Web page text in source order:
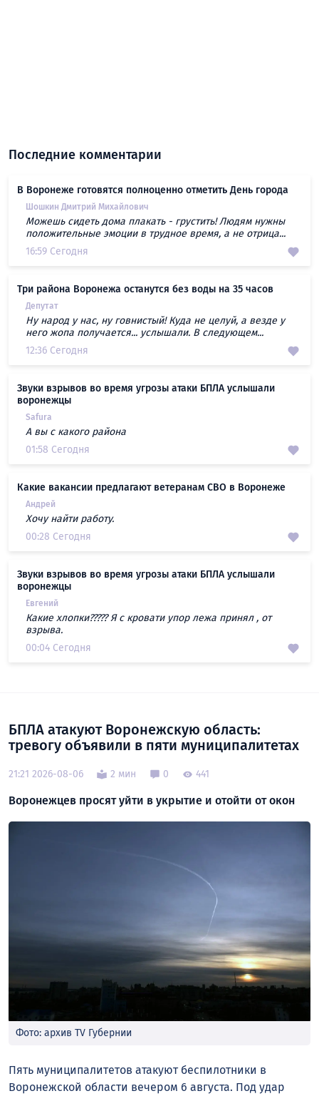
Последние комментарии
В Воронеже готовятся полноценно отметить День города
Шошкин Дмитрий Михайлович
Можешь сидеть дома плакать - грустить! Людям нужны
положительные эмоции в трудное время, а не отрица...
16:59 Сегодня
Три района Воронежа останутся без воды на 35 часов
Депутат
Ну народ у нас, ну говнистый! Куда не целуй, а везде у
него жопа получается... услышали. В следующем...
12:36 Сегодня
Звуки взрывов во время угрозы атаки БПЛА услышали
воронежцы
Safura
А вы с какого района
01:58 Сегодня
Какие вакансии предлагают ветеранам СВО в Воронеже
Андрей
Хочу найти работу.
00:28 Сегодня
Звуки взрывов во время угрозы атаки БПЛА услышали
воронежцы
Евгений
Какие хлопки????? Я с кровати упор лежа принял , от
взрыва.
00:04 Сегодня
БПЛА атакуют Воронежскую область:
тревогу объявили в пяти муниципалитетах
21:21 2026-08-06 2 мин 0 441
Воронежцев просят уйти в укрытие и отойти от окон
Фото: архив TV Губернии
Пять муниципалитетов атакуют беспилотники в
Воронежской области вечером 6 августа. Под удар